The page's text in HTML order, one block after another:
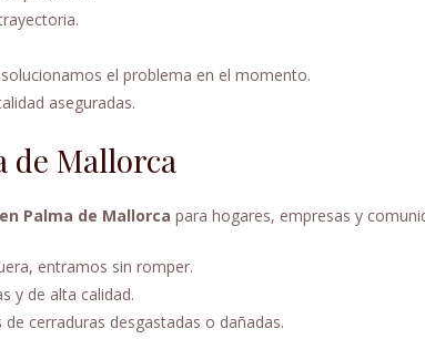
el problema en el momento.
aseguradas.
de Mallorca
Palma de Mallorca para hogares, empresas y
entramos sin romper.
y de alta calidad.
cerraduras desgastadas o dañadas.